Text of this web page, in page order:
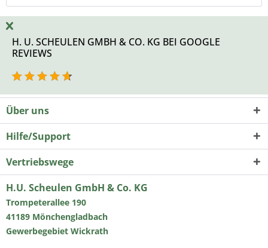
H. U. SCHEULEN GMBH & CO. KG BEI GOOGLE
REVIEWS
Über uns
Hilfe/Support
Vertriebswege
H.U. Scheulen GmbH & Co. KG
Trompeterallee 190
41189 Mönchengladbach
Gewerbegebiet Wickrath